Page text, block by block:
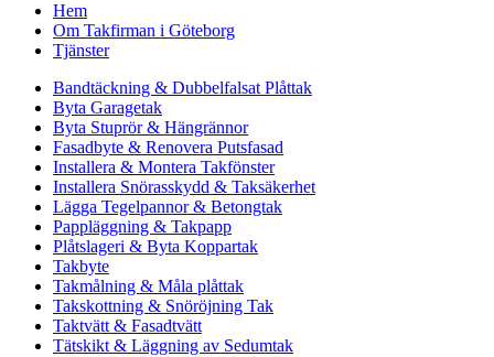
Hem
Om Takfirman i Göteborg
Tjänster
Bandtäckning & Dubbelfalsat Plåttak
Byta Garagetak
Byta Stuprör & Hängrännor
Fasadbyte & Renovera Putsfasad
Installera & Montera Takfönster
Installera Snörasskydd & Taksäkerhet
Lägga Tegelpannor & Betongtak
Pappläggning & Takpapp
Plåtslageri & Byta Koppartak
Takbyte
Takmålning & Måla plåttak
Takskottning & Snöröjning Tak
Taktvätt & Fasadtvätt
Tätskikt & Läggning av Sedumtak